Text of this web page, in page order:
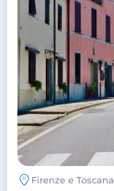
Firenze e Toscana